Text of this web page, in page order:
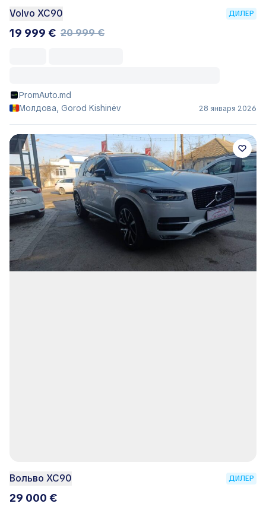
Volvo XC90 ДИЛЕР
19 999 € 20 999 €
PromAuto.md
Молдова, Gorod Kishinëv
28 января 2026
Вольво ХС90 ДИЛЕР
29 000 €